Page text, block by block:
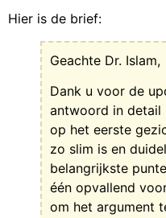
Hier is de brief:
Geachte Dr. Islam,
Dank u voor de
antwoord in detail
op het eerste
zo slim is en
belangrijkste
één opvallend
om het argument